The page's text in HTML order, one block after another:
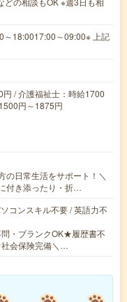
～18:0017:00～09:00※ 上記
/ 介護福祉士：時給1700
円～1875円
の日常生活をサポート！＼
付き添ったり・折…
コンスキル不要 / 英語力不
・ブランクOK★履歴書不
会保険完備＼…